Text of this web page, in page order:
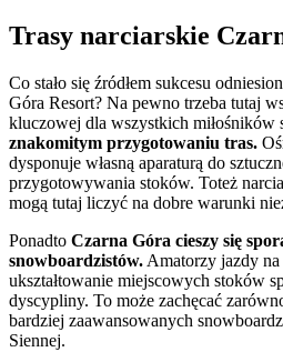
Trasy narciarskie
Co stało się źródłem sukcesu
Góra Resort? Na pewno trzeba tutaj
kluczowej dla wszystkich
znakomitym przygotowaniu tras.
dysponuje własną aparaturą do
przygotowywania stoków. Toteż
mogą tutaj liczyć na dobre warunki
Ponadto Czarna Góra cieszy się
snowboardzistów. Amatorzy jazdy na
ukształtowanie miejscowych stoków
dyscypliny. To może zachęcać
bardziej zaawansowanych
Siennej.